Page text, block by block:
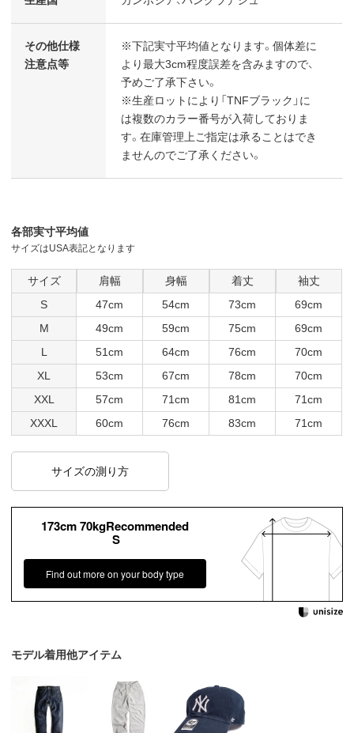
その他仕様
注意点等
※下記実寸平均値となります。個体差に
より最大3cm程度誤差を含みますので、
予めご了承下さい。
※生産ロットにより「TNFブラック」に
は複数のカラー番号が入荷しておりま
す。在庫管理上ご指定は承ることはでき
ませんのでご了承ください。
各部実寸平均値
サイズはUSA表記となります
サイズ 肩幅 身幅 着丈
袖丈
S
47cm 54cm 73cm
69cm
M
49cm 59cm 75cm
69cm
L
51cm 64cm 76cm
70cm
XL
53cm 67cm 78cm
70cm
XXL
57cm 71cm 81cm
71cm
XXXL
60cm 76cm 83cm 71cm
サイズの測り方
173cm 70kgRecommended
S
Find out more on your body type
モデル着用他アイテム